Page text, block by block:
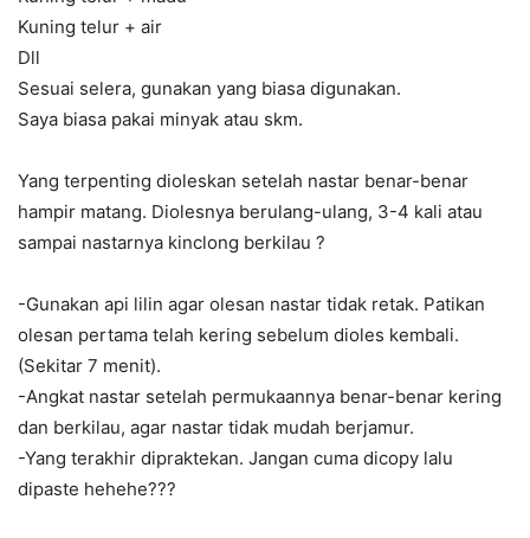
Kuning telur + air
Dll
Sesuai selera, gunakan yang biasa digunakan.
Saya biasa pakai minyak atau skm.
Yang terpenting dioleskan setelah nastar benar-benar
hampir matang. Diolesnya berulang-ulang, 3-4 kali atau
sampai nastarnya kinclong berkilau ?
-Gunakan api lilin agar olesan nastar tidak retak. Patikan
olesan pertama telah kering sebelum dioles kembali.
(Sekitar 7 menit).
-Angkat nastar setelah permukaannya benar-benar kering
dan berkilau, agar nastar tidak mudah berjamur.
-Yang terakhir dipraktekan. Jangan cuma dicopy lalu
dipaste hehehe???